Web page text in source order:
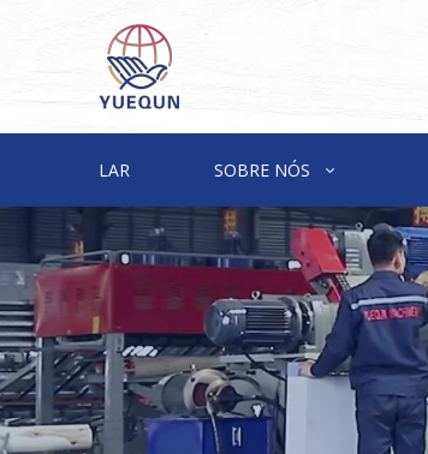
LAR SOBRE NÓS